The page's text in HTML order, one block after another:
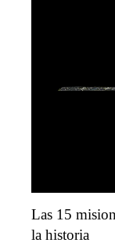
Las 15
la historia